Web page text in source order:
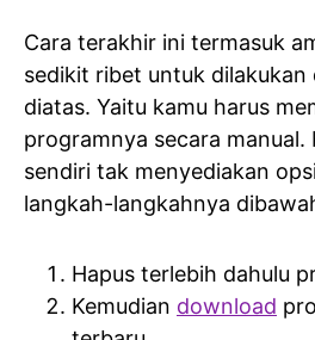
Cara terakhir ini termasuk
sedikit ribet untuk dilakukan
diatas. Yaitu kamu harus
programnya secara manual.
sendiri tak menyediakan
langkah-langkahnya
Hapus terlebih dahulu
Kemudian download